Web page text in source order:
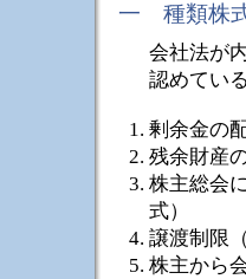
一 種類株
会社法が
認めてい
剰余金の
残余財産
株主総会
式）
譲渡制限
株主から